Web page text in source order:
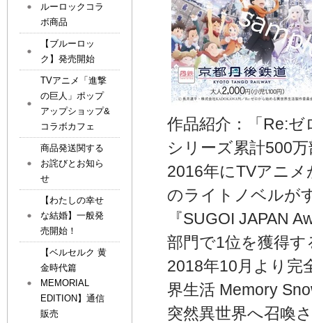
作品紹介：「Re:
シリーズ累計500
2016年にTVアニ
のライトノベルが
『SUGOI JAPAN
部門で1位を獲得
2018年10月より完
界生活 Memory
突然異世界へ召喚
ルーロックコラ
ボ商品
【ブルーロッ
ク】発売開始
TVアニメ「進撃
の巨人」ポップ
アップショップ&
コラボカフェ
商品発送関する
お詫びとお知ら
せ
【わたしの幸せ
な結婚】一般発
売開始！
【ベルセルク 黄
金時代篇
MEMORIAL
EDITION】通信
販売